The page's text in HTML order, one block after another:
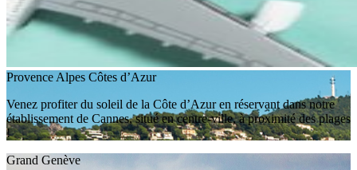
Provence Alpes Côtes d’Azur
Venez profiter du soleil de la Côte d’Azur en réservant dans notre
établissement de Cannes, situé en centre-ville, à proximité des plages
!
Grand Genève